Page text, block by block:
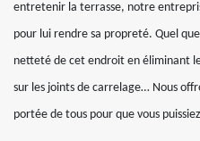
entretenir la terrasse, notre
pour lui rendre sa propreté. Quel
netteté de cet endroit en éliminant
sur les joints de carrelage… Nous
portée de tous pour que vous